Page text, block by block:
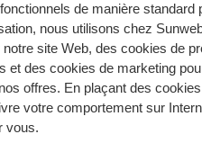
de manière standard
nous utilisons chez
site Web, des cookies de
et des cookies de marketing
offres. En plaçant des
votre comportement sur
vous.
avec notre produit.